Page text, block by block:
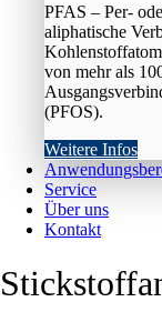
PFAS – Per-
aliphatische
von mehr als
(PFOS).
Weitere Infos
Service
Über uns
Kontakt